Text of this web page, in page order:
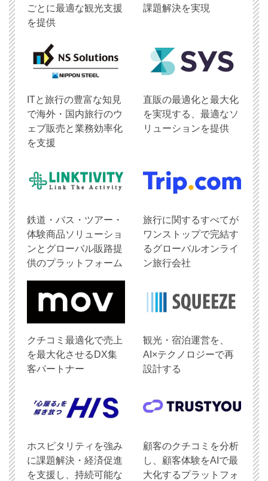
ごとに最適な観光支援
を提供
課題解決を実現
ITと旅行の豊富な知見
で海外・国内旅行のウ
ェブ販売と業務効率化
を支援
直販の最適化と最大化
を実現する、最適なソ
リューションを提供
鉄道・バス・ツアー・
体験商品ソリューショ
ンとグローバル販路提
供のプラットフォーム
旅行に関するすべてが
ワンストップで完結す
るグローバルオンライ
ン旅行会社
クチコミ最適化で売上
を最大化させるDX集
客パートナー
観光・宿泊運営を、
AI×テクノロジーで再
設計する
ホスピタリティを強み
に課題解決・経済促進
を支援し、持続可能な
顧客のクチコミを分析
し、顧客体験をAIで最
大化するプラットフォ